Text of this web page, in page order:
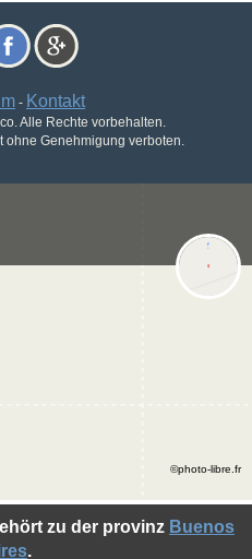
- Kontakt
Alle Rechte vorbehalten.
ohne Genehmigung verboten.
zu der provinz Buenos
.
©photo-libre.fr